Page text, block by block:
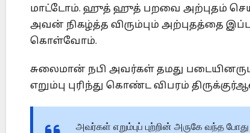
மாட்டோம். ஹுத் ஹுத் பறவை அற்புதம்
அவன் நிகழ்த்த விரும்பும் அற்புதத்தை
கொள்வோம்.
சுலைமான் நபி அவர்கள் தமது
எறும்பு புரிந்து கொண்ட விபரம்
அவர்கள் எறும்புப் புற்றின் அருகே வந்த